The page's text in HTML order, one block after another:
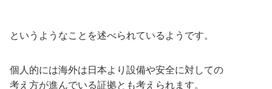
というようなことを述べられているようです。
個人的には海外は日本より設備や安全に対しての
考え方が進んでいる証拠とも考えられます。